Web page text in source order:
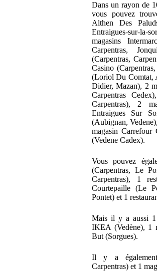
Dans un rayon de
vous pouvez
Althen Des
Entraigues-sur-la-
magasins
Carpentras,
(Carpentras,
Casino
(Loriol Du Comtat,
Didier, Mazan), 2
Carpentras
Carpentras), 2
Entraigues Sur
(Aubignan,
magasin Carrefour
(Vedene Cadex).
Vous pouvez
(Carpentras, Le
Carpentras), 1
Courtepaille (Le
Pontet) et 1
Mais il y a aussi 1
IKEA (Vedène), 1
But (Sorgues).
Il y a également
Carpentras) et 1